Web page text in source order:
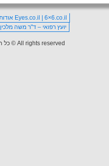
Eyes.co.il | 6×6.co.il אודות
יועץ רפואי – ד"ר משה מלכין
All rights reserved © כל הזכויות שמורות לנקודת מבט